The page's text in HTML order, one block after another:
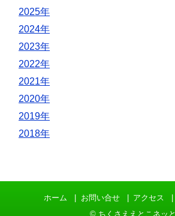
2025年
2024年
2023年
2022年
2021年
2020年
2019年
2018年
ホーム お問い合せ アクセス
© ちくさええとこネッと